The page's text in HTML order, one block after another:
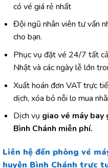
có vé giá rẻ nhất
Đội ngũ nhân viên tư vấn
cho bạn.
Phục vụ đặt vé 24/7 tất
Nhật và các ngày lễ lớn
Xuất hoán đơn VAT trực
dịch, xóa bỏ nỗi lo mua
Dịch vụ giao vé máy bay
Bình Chánh miễn phí.
Liên hệ đến phòng vé
huyện Bình Chánh trực